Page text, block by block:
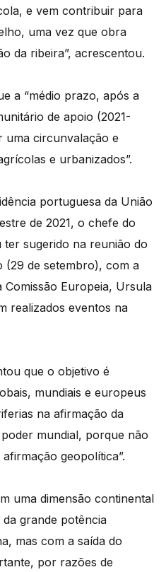
e vem contribuir para
uma vez que obra
da ribeira”, acrescentou.
a “médio prazo, após a
de apoio (2021-
uma circunvalação e
e urbanizados”.
portuguesa da União
de 2021, o chefe do
sugerido na reunião do
(29 de setembro), com a
Comissão Europeia, Ursula
realizados eventos na
que o objetivo é
mundiais e europeus
na afirmação da
mundial, porque não
geopolítica”.
uma dimensão continental
grande potência
mas com a saída do
por razões de